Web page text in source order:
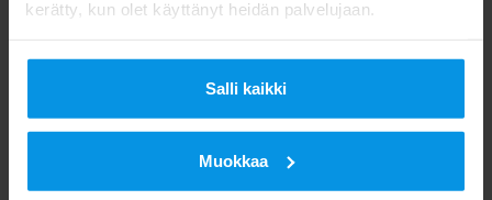
kerätty, kun olet käyttänyt heidän palvelujaan.
Salli kaikki
Muokkaa